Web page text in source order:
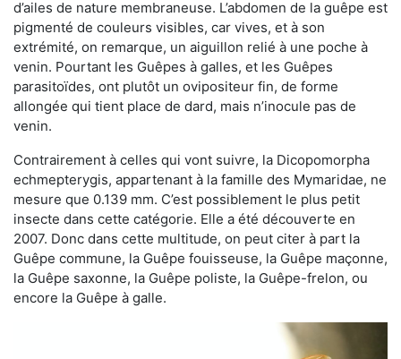
d’ailes de nature membraneuse. L’abdomen de la guêpe est
pigmenté de couleurs visibles, car vives, et à son
extrémité, on remarque, un aiguillon relié à une poche à
venin. Pourtant les Guêpes à galles, et les Guêpes
parasitoïdes, ont plutôt un ovipositeur fin, de forme
allongée qui tient place de dard, mais n’inocule pas de
venin.
Contrairement à celles qui vont suivre, la Dicopomorpha
echmepterygis, appartenant à la famille des Mymaridae, ne
mesure que 0.139 mm. C’est possiblement le plus petit
insecte dans cette catégorie. Elle a été découverte en
2007. Donc dans cette multitude, on peut citer à part la
Guêpe commune, la Guêpe fouisseuse, la Guêpe maçonne,
la Guêpe saxonne, la Guêpe poliste, la Guêpe-frelon, ou
encore la Guêpe à galle.